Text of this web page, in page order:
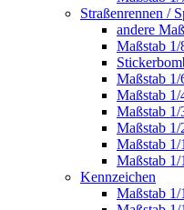
Straßenrennen /
andere
Maßstab 1/
Maßstab 1/
Maßstab 1/
Maßstab 1/
Maßstab 1/
Maßstab 1/
Maßstab 1/
Kennzeichen
Maßstab 1/